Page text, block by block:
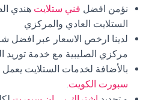
نؤمن افضل فني ستلايت هندي
الستلايت العادي والمركزي
لدينا ارخص الاسعار عبر افضل
مركزي الصليبية مع خدمة توريد
بالأضافة لخدمات الستلايت
سبورت الكويت.